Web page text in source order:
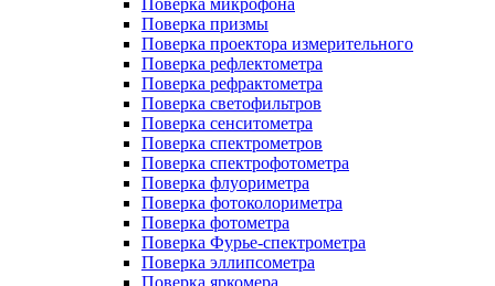
Поверка микрофона
Поверка призмы
Поверка проектора измерительного
Поверка рефлектометра
Поверка рефрактометра
Поверка светофильтров
Поверка сенситометра
Поверка спектрометров
Поверка спектрофотометра
Поверка флуориметра
Поверка фотоколориметра
Поверка фотометра
Поверка Фурье-спектрометра
Поверка эллипсометра
Поверка яркомера